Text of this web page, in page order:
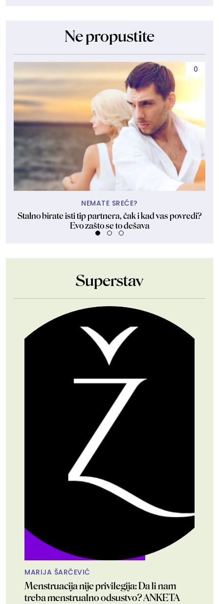
Ne propustite
0
NEMATE SREĆE?
Stalno birate isti tip partnera, čak i kad vas povredi?
Evo zašto se to dešava
Superstav
MARIJA ŠARČEVIĆ
Menstruacija nije privilegija: Da li nam
treba menstrualno odsustvo? ANKETA